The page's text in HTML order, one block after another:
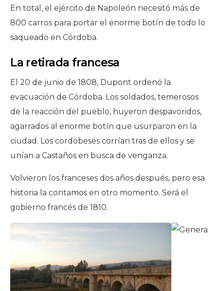
En total, el ejército de Napoleón necesitó más de
800 carros para portar el enorme botín de todo lo
saqueado en Córdoba.
La retirada francesa
El 20 de junio de 1808, Dupont ordenó la
evacuación de Córdoba. Los soldados, temerosos
de la reacción del pueblo, huyeron despavoridos,
agarrados al enorme botín que usurparon en la
ciudad. Los cordobeses corrían tras de ellos y se
unían a Castaños en busca de venganza.
Volvieron los franceses dos años después, pero esa
historia la contamos en otro momento. Será el
gobierno francés de 1810.